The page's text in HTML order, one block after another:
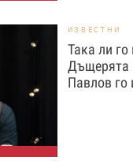
ИЗВЕСТНИ
Така ли го
Дъщерята
Павлов го